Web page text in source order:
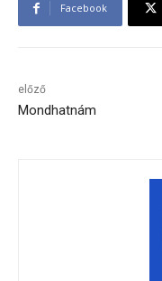
Facebook
előző
Mondhatnám